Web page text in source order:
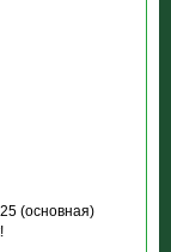
(основная)